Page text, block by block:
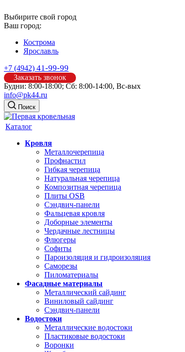
Выбирите свой город
Ваш город:
Кострома
Ярославль
+7 (4942) 41-99-99
Заказать звонок
Будни: 8:00-18:00; Сб: 8:00-14:00, Вс-вых
info@pk44.ru
Поиск
Каталог
Кровля
Металлочерепица
Профнастил
Гибкая черепица
Натуральная черепица
Композитная черепица
Плиты OSB
Сэндвич-панели
Фальцевая кровля
Доборные элементы
Чердачные лестницы
Флюгеры
Софиты
Пароизоляция и гидроизоляция
Саморезы
Пиломатериалы
Фасадные материалы
Металлический сайдинг
Виниловый сайдинг
Сэндвич-панели
Водостоки
Металлические водостоки
Пластиковые водостоки
Воронки